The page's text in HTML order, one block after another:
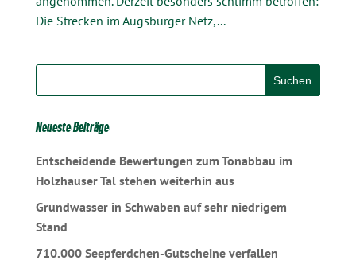
Die Strecken im Augsburger Netz,...
Neueste Beiträge
Entscheidende Bewertungen zum Tonabbau im
Holzhauser Tal stehen weiterhin aus
Grundwasser in Schwaben auf sehr niedrigem
Stand
710.000 Seepferdchen-Gutscheine verfallen